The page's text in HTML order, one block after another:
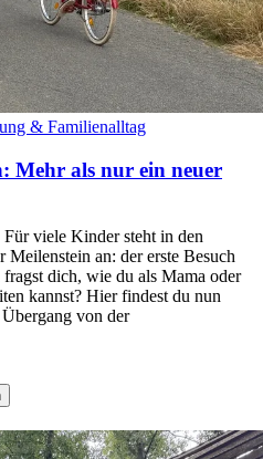
& Familienalltag
Mehr als nur ein neuer
viele Kinder steht in den
Meilenstein an: der erste Besuch
dich, wie du als Mama oder
kannst? Hier findest du nun
von der